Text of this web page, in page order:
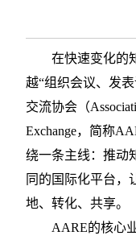
在快速变化的
越“组织会议、发
交流协会（
Exchange，简称
绕一条主线：推动
同的国际化平台，
地、转化、共享。
AARE的核心